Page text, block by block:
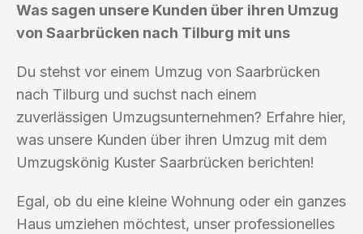
Was sagen unsere Kunden über ihren Umzug
von Saarbrücken nach Tilburg mit uns
Du stehst vor einem Umzug von Saarbrücken
nach Tilburg und suchst nach einem
zuverlässigen Umzugsunternehmen? Erfahre hier,
was unsere Kunden über ihren Umzug mit dem
Umzugskönig Kuster Saarbrücken berichten!
Egal, ob du eine kleine Wohnung oder ein ganzes
Haus umziehen möchtest, unser professionelles